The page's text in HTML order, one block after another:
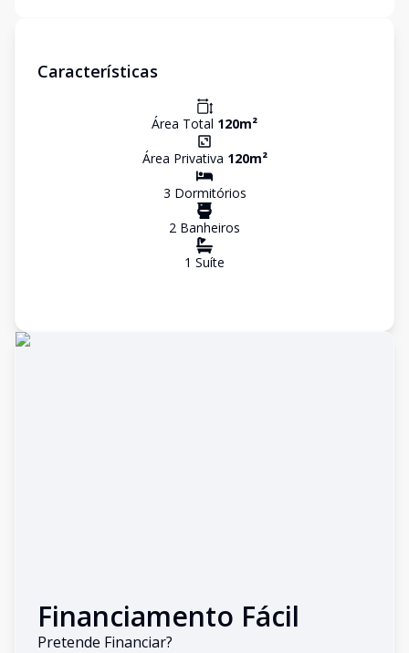
Características
Área Total 120m²
Área Privativa 120m²
3 Dormitórios
2 Banheiros
1 Suíte
Financiamento Fácil
Pretende Financiar?